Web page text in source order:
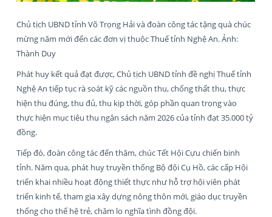
Chủ tịch UBND tỉnh Võ Trọng Hải và đoàn công tác tặng quà chúc
mừng năm mới đến các đơn vị thuộc Thuế tỉnh Nghệ An. Ảnh:
Thành Duy
Phát huy kết quả đạt được, Chủ tịch UBND tỉnh đề nghị Thuế tỉnh
Nghệ An tiếp tục rà soát kỹ các nguồn thu, chống thất thu, thực
hiện thu đúng, thu đủ, thu kịp thời, góp phần quan trọng vào
thực hiện mục tiêu thu ngân sách năm 2026 của tỉnh đạt 35.000 tỷ
đồng.
Tiếp đó, đoàn công tác đến thăm, chúc Tết Hội Cựu chiến binh
tỉnh. Năm qua, phát huy truyền thống Bộ đội Cụ Hồ, các cấp Hội
triển khai nhiều hoạt động thiết thực như hỗ trợ hội viên phát
triển kinh tế, tham gia xây dựng nông thôn mới, giáo dục truyền
thống cho thế hệ trẻ, chăm lo nghĩa tình đồng đội.